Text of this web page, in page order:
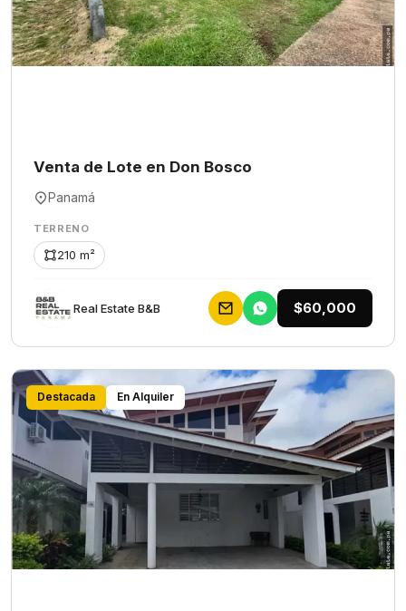
Venta de Lote en Don Bosco
Panamá
TERRENO
210 m²
Rеаl Еstаtе В&В $60,000
Destacada En Alquiler